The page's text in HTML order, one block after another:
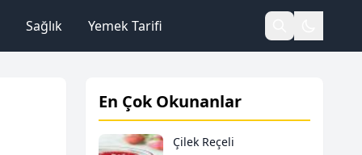
Sağlık Yemek Tarifi
En Çok Okunanlar
Çilek Reçeli